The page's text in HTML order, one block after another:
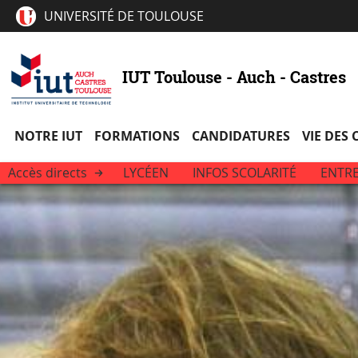
UNIVERSITÉ DE TOULOUSE
IUT Toulouse - Auch - Castres
NOTRE IUT FORMATIONS CANDIDATURES VIE DES
Accès directs LYCÉEN INFOS SCOLARITÉ